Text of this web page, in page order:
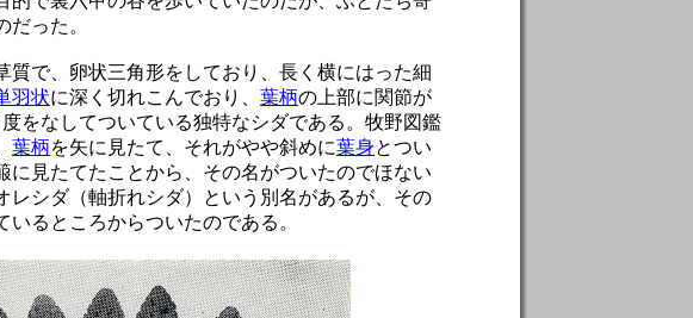
った。
で、卵状三角形をしており、長く横にはった細
羽状に深く切れこんでおり、 葉柄の上部に関節が
をなしてついている独特なシダである。牧野図鑑
葉柄を矢に見たて、それがやや斜めに葉身とつい
に見たてたことから、その名がついたのでほない
レシダ（軸折れシダ）という別名があるが、その
いるところからついたのである。